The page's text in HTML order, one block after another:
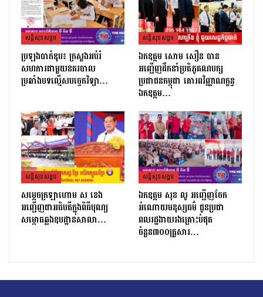
សន្តិសុខសង្គម
ប្រឡងបាក់ឌុប៖ ក្រសួងអប់រំ
សហការជាមួយនគរបាល
ប្រឆាំងបទល្មើសបច្ចេកវិទ្យា…
សន្តិសុខសង្គម
ឯកឧត្តម សោម សឿន បាន
អញ្ជើញដឹកនាំប្រតិភូគណបក្ស
ប្រជាជនកម្ពុជា គោរពវិញ្ញាណក្ខន្ធ
ឯកឧត្តម…
សន្តិសុខសង្គម
សម្ដេចក្រឡាហោម ស ខេង
អញ្ជើញជាអធិបតីក្នុងពិធីបុណ្យ
សម្ពោធឆ្លងឧបដ្ឋានសាលា…
សន្តិសុខសង្គម
ឯកឧត្តម សុខ លូ អញ្ជើញចែក
អំណោយមនុស្សធម៌ ជូនប្រជា
ពលរដ្ឋងាយរងគ្រោះបំផុត
ចំនួន៣០០គ្រួសារ…